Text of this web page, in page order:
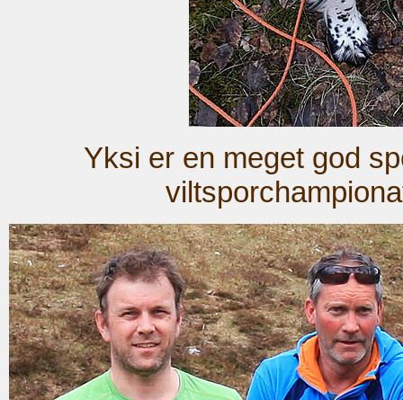
Yksi er en meget god